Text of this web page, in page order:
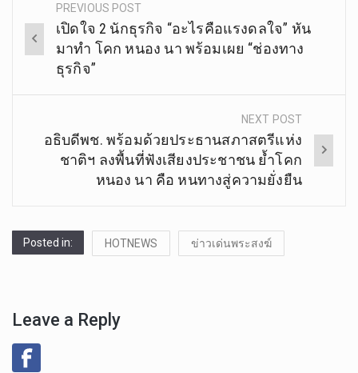
Post
navigation
PREVIOUS POST
เปิดใจ 2 นักธุรกิจ “อะไรคือแรงดลใจ” หัน
มาทำ โคก หนอง นา พร้อมเผย “ช่องทาง
ธุรกิจ”
NEXT POST
อธิบดีพช. พร้อมด้วยประธานสภาสตรีแห่ง
ชาติฯ ลงพื้นที่ฟังเสียงประชาชน ย้ำโคก
หนอง นา คือ หนทางสู่ความยั่งยืน
Posted in: HOTNEWS ข่าวเด่นพระสงฆ์
Leave a Reply